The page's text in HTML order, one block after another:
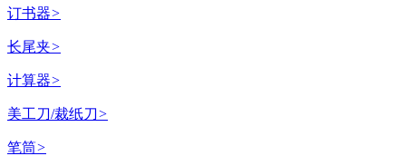
订书器>
长尾夹>
计算器>
美工刀/裁纸刀>
笔筒>